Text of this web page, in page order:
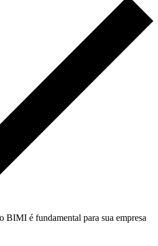
BIMI é fundamental para sua empresa